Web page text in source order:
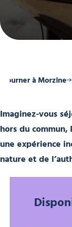
à Morzine
Imaginez-vous
hors du
une expérience
nature et de